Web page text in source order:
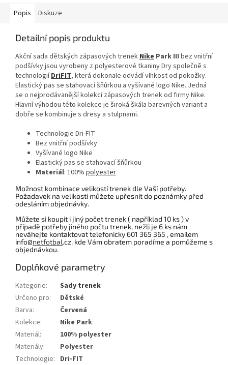
Popis Diskuze
Detailní popis produktu
Akční sada dětských zápasových trenekNike Park III bez vnitřní
podšívky jsou vyrobeny z polyesterové tkaniny Dry společně s
technologiíDriFIT, která dokonale odvádí vlhkost od pokožky.
Elastický pas se stahovací šňůrkou a vyšívané logo Nike. Jedná
se o nejprodávanější kolekci zápasových trenek od firmy Nike.
Hlavní výhodou této kolekce je široká škála barevných variant a
dobře se kombinuje s dresy a stulpnami.
Technologie Dri-FIT
Bez vnitřní podšívky
Vyšívané logo Nike
Elastický pas se stahovací šňůrkou
Materiál: 100% polyester
Možnost kombinace velikostí trenek dle Vaší potřeby.
Požadavek na velikosti můžete upřesnit do poznámky před
odesláním objednávky.
Můžete si koupit i jiný počet trenek ( například 10 ks ) v
případě potřeby jiného počtu trenek, nežli je 6 ks nám
neváhejte kontaktovat telefonicky 601 365 365 , emailem
info@netfotbal.cz, kde Vám obratem poradíme a pomůžeme s
objednávkou.
Doplňkové parametry
Kategorie:
Sady trenek
Určeno pro:
Dětské
Barva:
Červená
Kolekce:
Nike Park
Materiál:
100% polyester
Materiály:
Polyester
Technologie: Dri-FIT